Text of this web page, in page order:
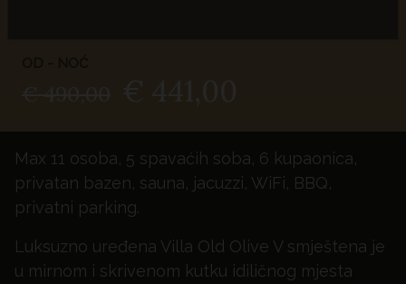
Max 11 osoba, 5 spavaćih soba, 6 kupaonica,
privatan bazen, sauna, jacuzzi, WiFi, BBQ,
privatni parking.
Luksuzno uređena Villa Old Olive V smještena je
u mirnom i skrivenom kutku idiličnog mjesta